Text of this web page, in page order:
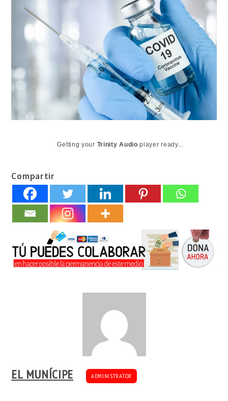
Getting your Trinity Audio player ready...
Compartir
EL MUNÍCIPE ADMINISTRATOR